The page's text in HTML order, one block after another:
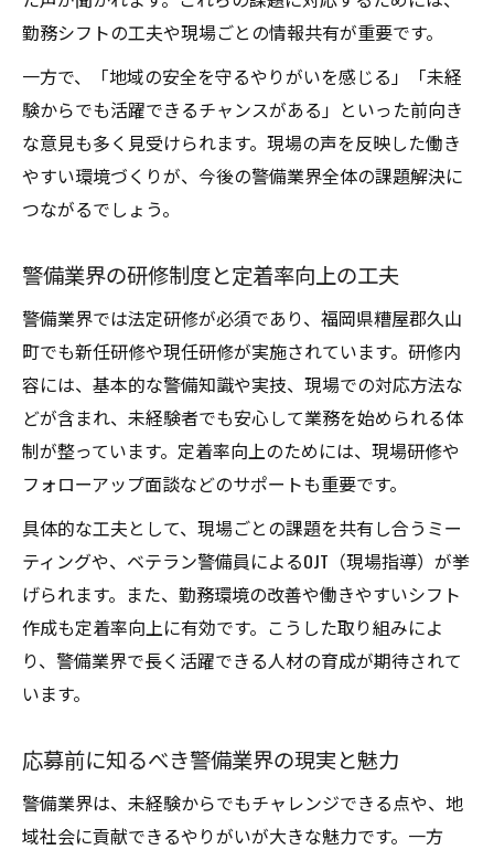
勤務シフトの工夫や現場ごとの情報共有が重要です。
一方で、「地域の安全を守るやりがいを感じる」「未経
験からでも活躍できるチャンスがある」といった前向き
な意見も多く見受けられます。現場の声を反映した働き
やすい環境づくりが、今後の警備業界全体の課題解決に
つながるでしょう。
警備業界の研修制度と定着率向上の工夫
警備業界では法定研修が必須であり、福岡県糟屋郡久山
町でも新任研修や現任研修が実施されています。研修内
容には、基本的な警備知識や実技、現場での対応方法な
どが含まれ、未経験者でも安心して業務を始められる体
制が整っています。定着率向上のためには、現場研修や
フォローアップ面談などのサポートも重要です。
具体的な工夫として、現場ごとの課題を共有し合うミー
ティングや、ベテラン警備員によるOJT（現場指導）が挙
げられます。また、勤務環境の改善や働きやすいシフト
作成も定着率向上に有効です。こうした取り組みによ
り、警備業界で長く活躍できる人材の育成が期待されて
います。
応募前に知るべき警備業界の現実と魅力
警備業界は、未経験からでもチャレンジできる点や、地
域社会に貢献できるやりがいが大きな魅力です。一方